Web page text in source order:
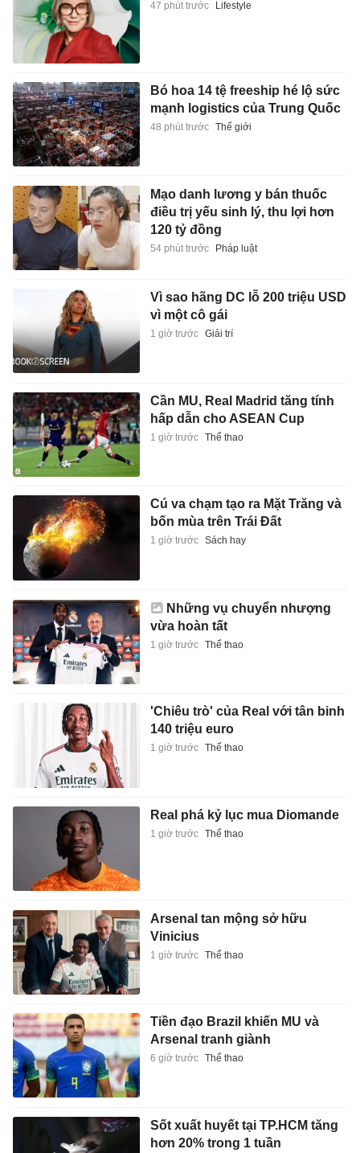
47 phút trước Lifestyle
Bó hoa 14 tệ freeship hé lộ sức
mạnh logistics của Trung Quốc
48 phút trước Thế giới
Mạo danh lương y bán thuốc
điều trị yếu sinh lý, thu lợi hơn
120 tỷ đồng
54 phút trước Pháp luật
Vì sao hãng DC lỗ 200 triệu USD
vì một cô gái
1 giờ trước Giải trí
Cần MU, Real Madrid tăng tính
hấp dẫn cho ASEAN Cup
1 giờ trước Thể thao
Cú va chạm tạo ra Mặt Trăng và
bốn mùa trên Trái Đất
1 giờ trước Sách hay
Những vụ chuyển nhượng
vừa hoàn tất
1 giờ trước Thể thao
'Chiêu trò' của Real với tân binh
140 triệu euro
1 giờ trước Thể thao
Real phá kỷ lục mua Diomande
1 giờ trước Thể thao
Arsenal tan mộng sở hữu
Vinicius
1 giờ trước Thể thao
Tiền đạo Brazil khiến MU và
Arsenal tranh giành
6 giờ trước Thể thao
Sốt xuất huyết tại TP.HCM tăng
hơn 20% trong 1 tuần